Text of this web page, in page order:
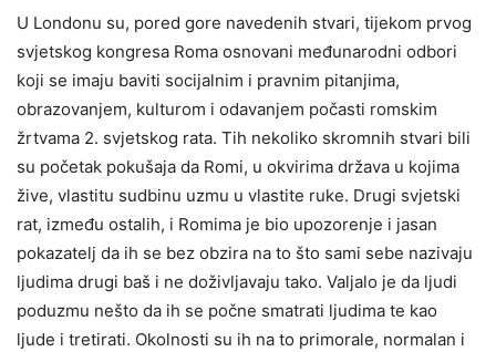
U Londonu su, pored gore navedenih stvari, tijekom prvog
svjetskog kongresa Roma osnovani međunarodni odbori
koji se imaju baviti socijalnim i pravnim pitanjima,
obrazovanjem, kulturom i odavanjem počasti romskim
žrtvama 2. svjetskog rata. Tih nekoliko skromnih stvari bili
su početak pokušaja da Romi, u okvirima država u kojima
žive, vlastitu sudbinu uzmu u vlastite ruke. Drugi svjetski
rat, između ostalih, i Romima je bio upozorenje i jasan
pokazatelj da ih se bez obzira na to što sami sebe nazivaju
ljudima drugi baš i ne doživljavaju tako. Valjalo je da ljudi
poduzmu nešto da ih se počne smatrati ljudima te kao
ljude i tretirati. Okolnosti su ih na to primorale, normalan i